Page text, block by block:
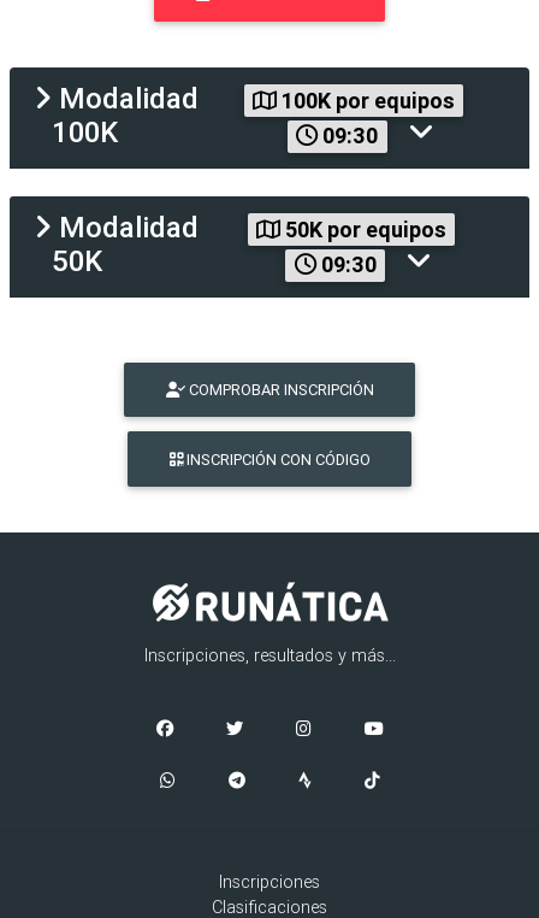
Modalidad
100K
100K por equipos
09:30
Modalidad
50K
50K por equipos
09:30
COMPROBAR INSCRIPCIÓN
INSCRIPCIÓN CON CÓDIGO
Inscripciones, resultados y más...
Inscripciones
Clasificaciones